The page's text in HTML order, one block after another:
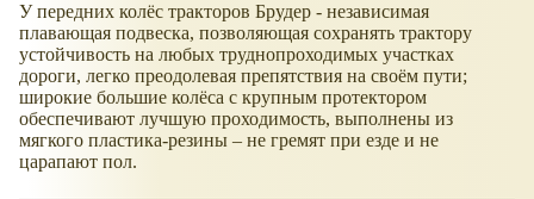
У передних колёс тракторов Брудер - независимая
плавающая подвеска, позволяющая сохранять трактору
устойчивость на любых труднопроходимых участках
дороги, легко преодолевая препятствия на своём пути;
широкие большие колёса с крупным протектором
обеспечивают лучшую проходимость, выполнены из
мягкого пластика-резины – не гремят при езде и не
царапают пол.